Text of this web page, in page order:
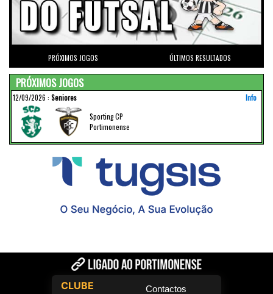
PRÓXIMOS JOGOS ÚLTIMOS RESULTADOS
PRÓXIMOS JOGOS
12/09/2026 : Seniores
Info
Sporting CP
Portimonense
CLUBE
Contactos